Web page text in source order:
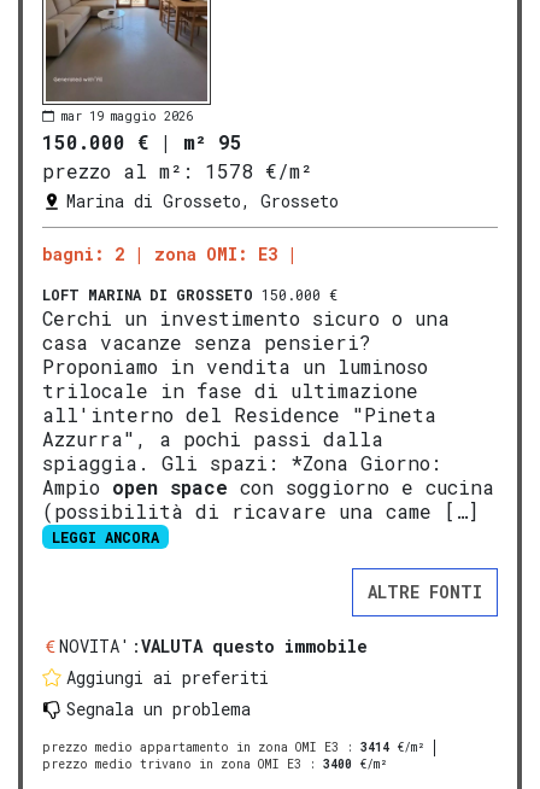
mar 19 maggio 2026
150.000 € | m² 95
prezzo al m²:
1578 €/m²
Marina di Grosseto, Grosseto
bagni: 2 zona OMI: E3
LOFT MARINA DI GROSSETO 150.000 €
Cerchi un investimento sicuro o una
casa vacanze senza pensieri?
Proponiamo in vendita un luminoso
trilocale in fase di ultimazione
all'interno del Residence "Pineta
Azzurra", a pochi passi dalla
spiaggia. Gli spazi: *Zona Giorno:
Ampio open space con soggiorno e cucina
(possibilità di ricavare una came […]
LEGGI ANCORA
ALTRE FONTI
NOVITA':VALUTA questo immobile
Aggiungi ai preferiti
Segnala un problema
prezzo medio appartamento in zona OMI E3 : 3414 €/m²
prezzo medio trivano in zona OMI E3 : 3400 €/m²